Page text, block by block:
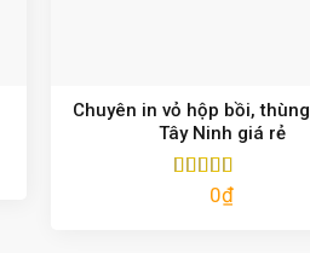
Chuyên in vỏ hộp bồi,
Tây Ninh giá rẻ
Được xếp
0₫